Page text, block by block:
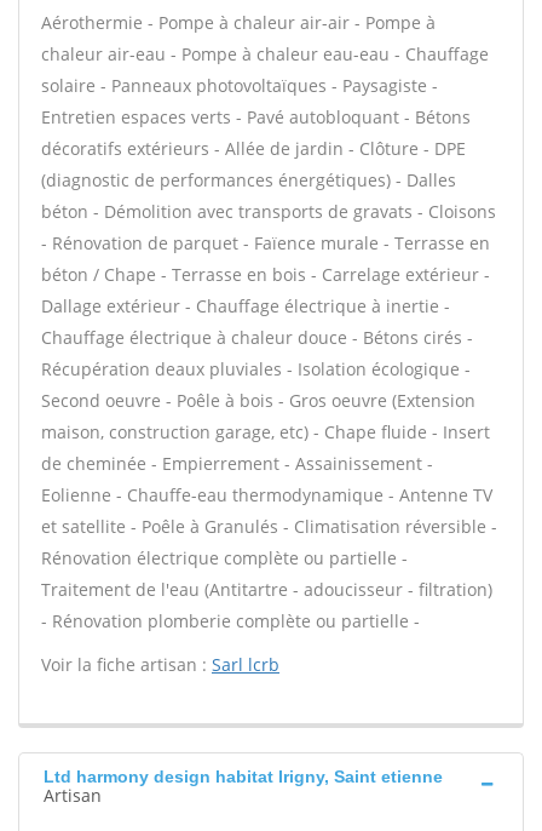
Aérothermie - Pompe à chaleur air-air - Pompe à
chaleur air-eau - Pompe à chaleur eau-eau - Chauffage
solaire - Panneaux photovoltaïques - Paysagiste -
Entretien espaces verts - Pavé autobloquant - Bétons
décoratifs extérieurs - Allée de jardin - Clôture - DPE
(diagnostic de performances énergétiques) - Dalles
béton - Démolition avec transports de gravats - Cloisons
- Rénovation de parquet - Faïence murale - Terrasse en
béton / Chape - Terrasse en bois - Carrelage extérieur -
Dallage extérieur - Chauffage électrique à inertie -
Chauffage électrique à chaleur douce - Bétons cirés -
Récupération deaux pluviales - Isolation écologique -
Second oeuvre - Poêle à bois - Gros oeuvre (Extension
maison, construction garage, etc) - Chape fluide - Insert
de cheminée - Empierrement - Assainissement -
Eolienne - Chauffe-eau thermodynamique - Antenne TV
et satellite - Poêle à Granulés - Climatisation réversible -
Rénovation électrique complète ou partielle -
Traitement de l'eau (Antitartre - adoucisseur - filtration)
- Rénovation plomberie complète ou partielle -
Voir la fiche artisan : Sarl lcrb
Ltd harmony design habitat Irigny, Saint etienne
Artisan